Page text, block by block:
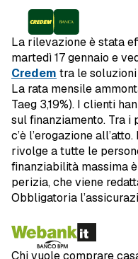
La rilevazione è stata
martedì 17 gennaio e
Credem tra le
La rata mensile
Taeg 3,19%). I clienti
sul finanziamento. Tra i
c’è l’erogazione
rivolge a tutte le
finanziabilità massima
perizia, che viene
Obbligatoria
Chi vuole comprare